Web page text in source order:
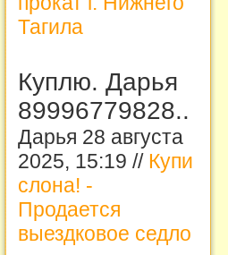
Тагила
Куплю. Дарья
89996779828..
Дарья 28 августа
2025, 15:19 // Купи
слона! -
Продается
выездковое седло